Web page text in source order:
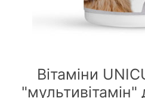
Вітаміни
"мультивітамін"